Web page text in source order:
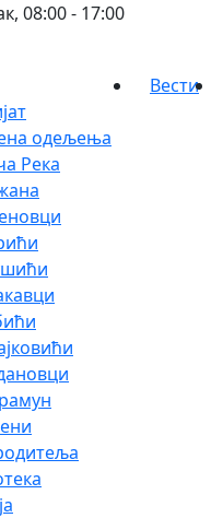
08:00 - 17:00
одељења
Река
Вести